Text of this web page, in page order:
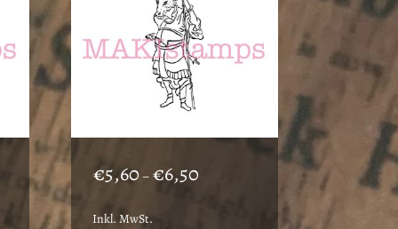
€5,60 –€6,50
Inkl. MwSt.